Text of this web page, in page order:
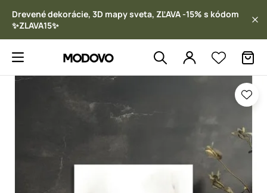
Drevené dekorácie, 3D mapy sveta, ZĽAVA -15% s kódom
✨ZLAVA15✨